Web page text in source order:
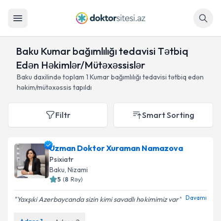
Baku Kumar bağımlılığı tedavisi Tətbiq
Edən Həkimlər/Mütəxəssislər
Baku daxilində toplam 1 Kumar bağımlılığı tedavisi tətbiq edən
həkim/mütəxəssis tapıldı
Filtr Smart Sorting
Uzman Doktor Xuraman Namazova
Psixiatr
Baku, Nizami
5 (8 Rəy)
Yaxşıki Azerbaycanda sizin kimi savadlı həkimimiz var Davamı